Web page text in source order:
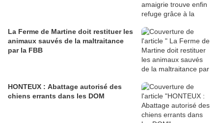
La Ferme de Martine doit restituer les
animaux sauvés de la maltraitance
par la FBB
HONTEUX : Abattage autorisé des
chiens errants dans les DOM